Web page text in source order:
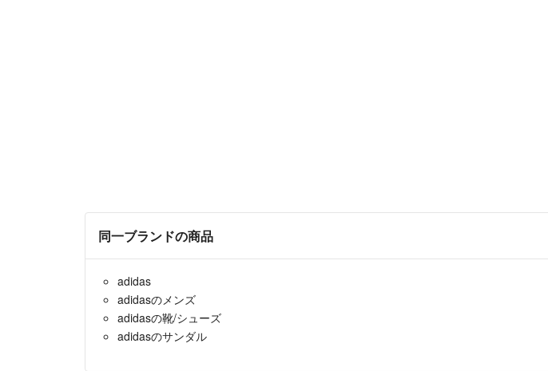
同一ブランドの商品
adidas
adidasのメンズ
adidasの靴/シューズ
adidasのサンダル